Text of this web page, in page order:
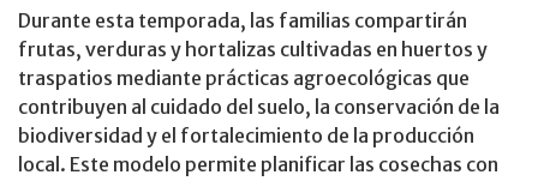
Durante esta temporada, las familias compartirán
frutas, verduras y hortalizas cultivadas en huertos y
traspatios mediante prácticas agroecológicas que
contribuyen al cuidado del suelo, la conservación de la
biodiversidad y el fortalecimiento de la producción
local. Este modelo permite planificar las cosechas con